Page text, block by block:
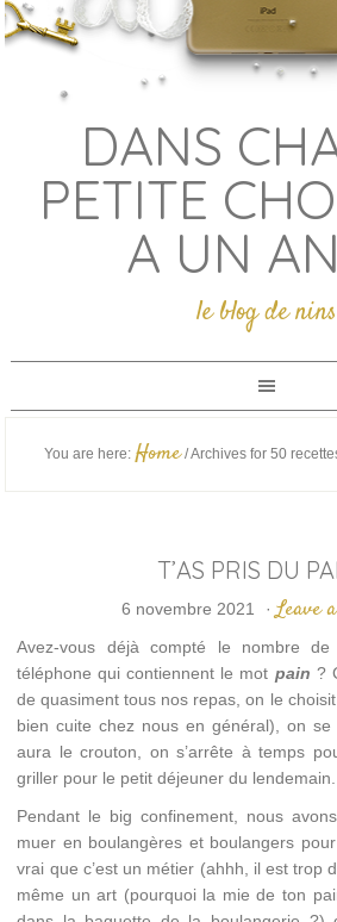
DANS
PETITE
A UN
le blog de nins
You are here: Home /Archives for 50
T’AS PRIS DU
6 novembre 2021 · Leave
Avez-vous déjà compté le nombre
téléphone qui contiennent le mot pain ?
de quasiment tous nos repas, on le
bien cuite chez nous en général), on
aura le crouton, on s’arrête à temps
griller pour le petit déjeuner du lendemain.
Pendant le big confinement, nous
muer en boulangères et boulangers
vrai que c’est un métier (ahhh, il est trop
même un art (pourquoi la mie de ton